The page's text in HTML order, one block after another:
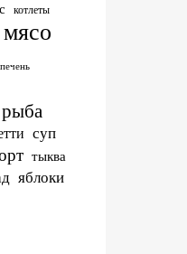
котлеты
мясо
печень
рыба
суп
тыква
яблоки